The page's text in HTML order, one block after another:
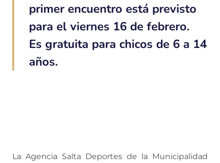
primer encuentro está previsto
para el viernes 16 de febrero.
Es gratuita para chicos de 6 a 14
años.
La Agencia Salta Deportes de la Municipalidad